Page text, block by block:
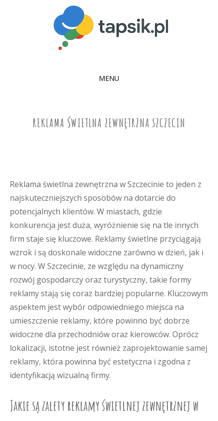
MENU
CONTENTREKLAMA ŚWIETLNA ZEWNĘTRZNA SZCZECIN
Reklama świetlna zewnętrzna w Szczecinie to jeden z
najskuteczniejszych sposobów na dotarcie do
potencjalnych klientów. W miastach, gdzie
konkurencja jest duża, wyróżnienie się na tle innych
firm staje się kluczowe. Reklamy świetlne przyciągają
wzrok i są doskonale widoczne zarówno w dzień, jak i
w nocy. W Szczecinie, ze względu na dynamiczny
rozwój gospodarczy oraz turystyczny, takie formy
reklamy stają się coraz bardziej popularne. Kluczowym
aspektem jest wybór odpowiedniego miejsca na
umieszczenie reklamy, które powinno być dobrze
widoczne dla przechodniów oraz kierowców. Oprócz
lokalizacji, istotne jest również zaprojektowanie samej
reklamy, która powinna być estetyczna i zgodna z
identyfikacją wizualną firmy.
Jakie są zalety reklamy świetlnej zewnętrznej w